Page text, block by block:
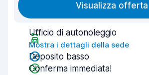
Visualizza offerta
Ufficio di autonoleggio
Mostra i dettagli della sede
Deposito basso
Conferma immediata!